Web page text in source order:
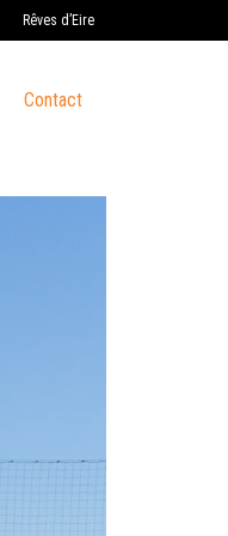
Rêves d’Eire
Contact